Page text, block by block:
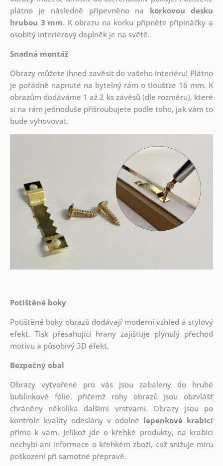
plátno je následně připevněno na korkovou desku
hrubou 3 mm. K obrazu na korku připněte připínáčky a
osobitý interiérový doplněk je na světě.
Snadná montáž
Obrazy můžete ihned zavěsit do vašeho interiéru! Plátno
je pořádně napnuté na bytelný rám o tloušťce 16 mm. K
obrazům dodáváme 1 až 2 ks závěsů (dle rozměru), které
si na rám jednoduše přišroubujete podle toho, jak vám to
bude vyhovovat.
Potištěné boky
Potištěné boky obrazů dodávají moderní vzhled a stylový
efekt. Tisk přesahující hrany zajišťuje plynulý přechod
motivu a působivý 3D efekt.
Bezpečný obal
Obrazy vytvořené pro vás jsou zabaleny do hrubé
bublinkové fólie, přičemž rohy obrazů jsou obzvlášť
chráněny několika dalšími vrstvami. Obrazy jsou po
kontrole kvality odeslány v odolné lepenkové krabici
přímo k vám. Jelikož jde o křehké produkty, na krabici
nechybí ani informace o křehkém zboží, což snižuje míru
poškození při samotné přepravě.